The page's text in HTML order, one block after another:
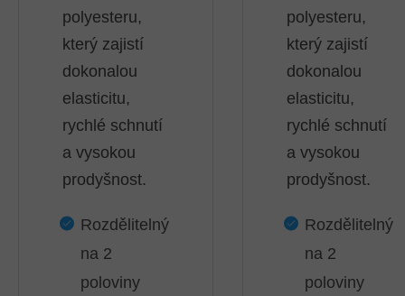
polyesteru,
který zajistí
dokonalou
elasticitu,
rychlé schnutí
a vysokou
prodyšnost.
Rozdělitelný
na 2
poloviny
polyesteru,
který zajistí
dokonalou
elasticitu,
rychlé schnutí
a vysokou
prodyšnost.
Rozdělitelný
na 2
poloviny